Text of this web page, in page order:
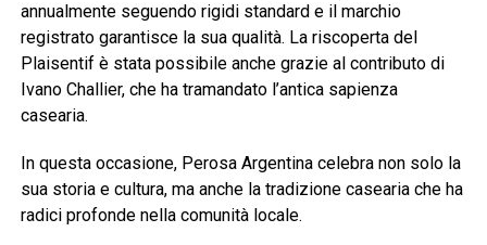
annualmente seguendo rigidi standard e il marchio
registrato garantisce la sua qualità. La riscoperta del
Plaisentif è stata possibile anche grazie al contributo di
Ivano Challier, che ha tramandato l’antica sapienza
casearia.
In questa occasione, Perosa Argentina celebra non solo la
sua storia e cultura, ma anche la tradizione casearia che ha
radici profonde nella comunità locale.